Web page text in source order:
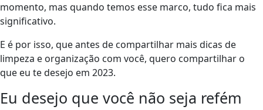
momento, mas quando temos esse marco, tudo fica mais
significativo.
E é por isso, que antes de compartilhar mais dicas de
limpeza e organização com você, quero compartilhar o
que eu te desejo em 2023.
Eu desejo que você não seja refém